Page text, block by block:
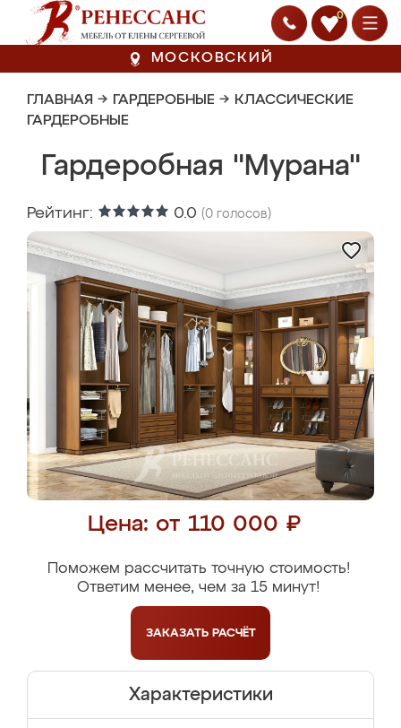
0
МОСКОВСКИЙ
ГЛАВНАЯ → ГАРДЕРОБНЫЕ → КЛАССИЧЕСКИЕ
ГАРДЕРОБНЫЕ
Гардеробная "Мурана"
Рейтинг: 0.0 (0 голосов)
Цена: от 110 000 ₽
Поможем рассчитать точную стоимость!
Ответим менее, чем за 15 минут!
ЗАКАЗАТЬ РАСЧЁТ
Характеристики